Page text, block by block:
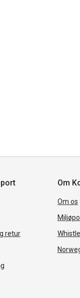
retur
Om
Om os